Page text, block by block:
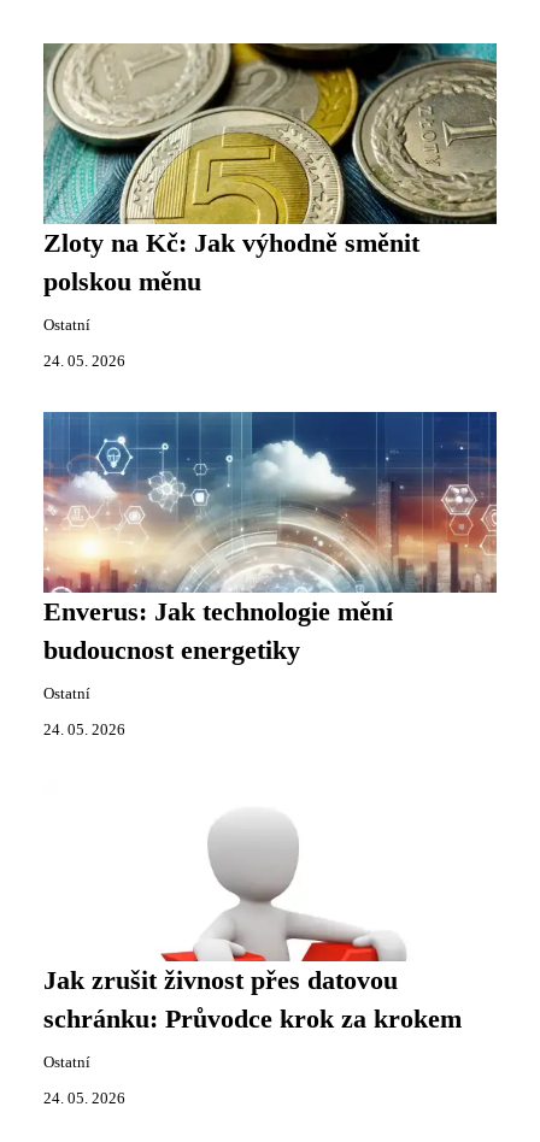
Zloty na Kč: Jak výhodně směnit
polskou měnu
Ostatní
24. 05. 2026
Enverus: Jak technologie mění
budoucnost energetiky
Ostatní
24. 05. 2026
Jak zrušit živnost přes datovou
schránku: Průvodce krok za krokem
Ostatní
24. 05. 2026